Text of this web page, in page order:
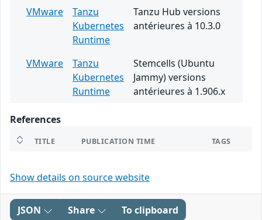
VMware
Tanzu
Kubernetes
Runtime
Tanzu Hub versions
antérieures à 10.3.0
VMware
Tanzu
Kubernetes
Runtime
Stemcells (Ubuntu
Jammy) versions
antérieures à 1.906.x
References
TITLE PUBLICATION TIME TAGS
Show details on source website
JSON Share To clipboard